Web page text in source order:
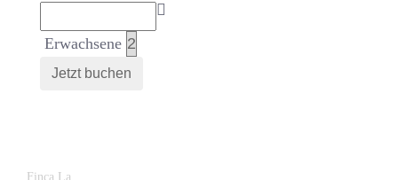
Erwachsene
Finca La